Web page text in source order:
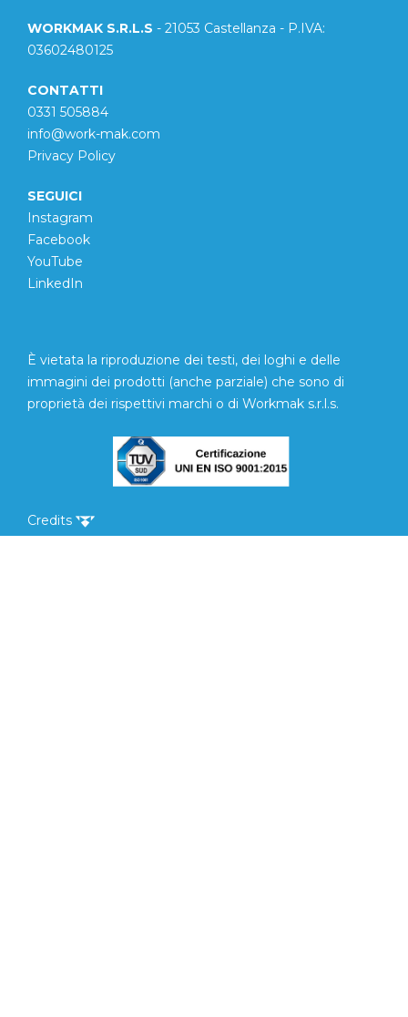
WORKMAK S.R.L.S - 21053 Castellanza - P.IVA:
03602480125
CONTATTI
0331 505884
info@work-mak.com
Privacy Policy
SEGUICI
Instagram
Facebook
YouTube
LinkedIn
È vietata la riproduzione dei testi, dei loghi e delle
immagini dei prodotti (anche parziale) che sono di
proprietà dei rispettivi marchi o di Workmak s.r.l.s.
Credits